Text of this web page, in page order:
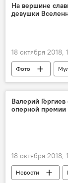
На вершине
девушки
18 октября 2018,
Фото
Валерий
оперной премии
18 октября 2018,
Новости